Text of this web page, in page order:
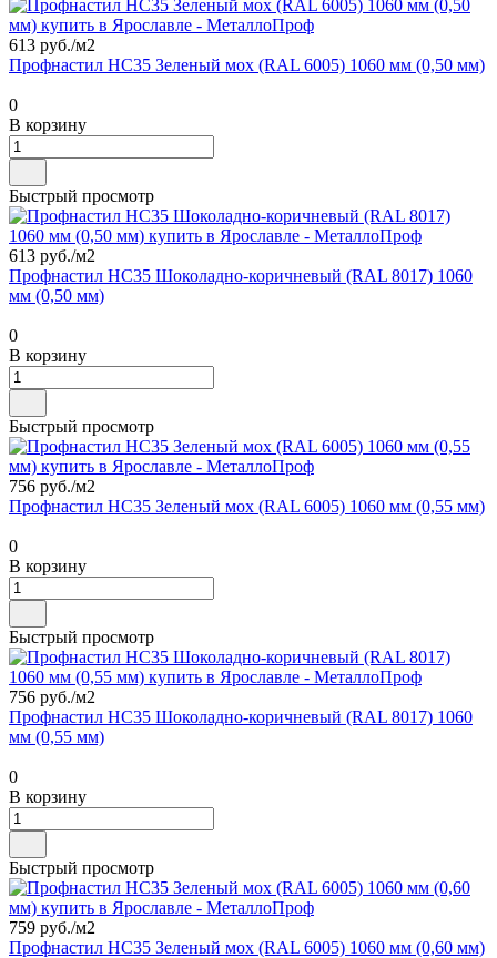
613 руб./м2
Профнастил НС35 Зеленый мох (RAL 6005) 1060 мм (0,50 мм)
0
В корзину
Быстрый просмотр
613 руб./м2
Профнастил НС35 Шоколадно-коричневый (RAL 8017) 1060
мм (0,50 мм)
0
В корзину
Быстрый просмотр
756 руб./м2
Профнастил НС35 Зеленый мох (RAL 6005) 1060 мм (0,55 мм)
0
В корзину
Быстрый просмотр
756 руб./м2
Профнастил НС35 Шоколадно-коричневый (RAL 8017) 1060
мм (0,55 мм)
0
В корзину
Быстрый просмотр
759 руб./м2
Профнастил НС35 Зеленый мох (RAL 6005) 1060 мм (0,60 мм)